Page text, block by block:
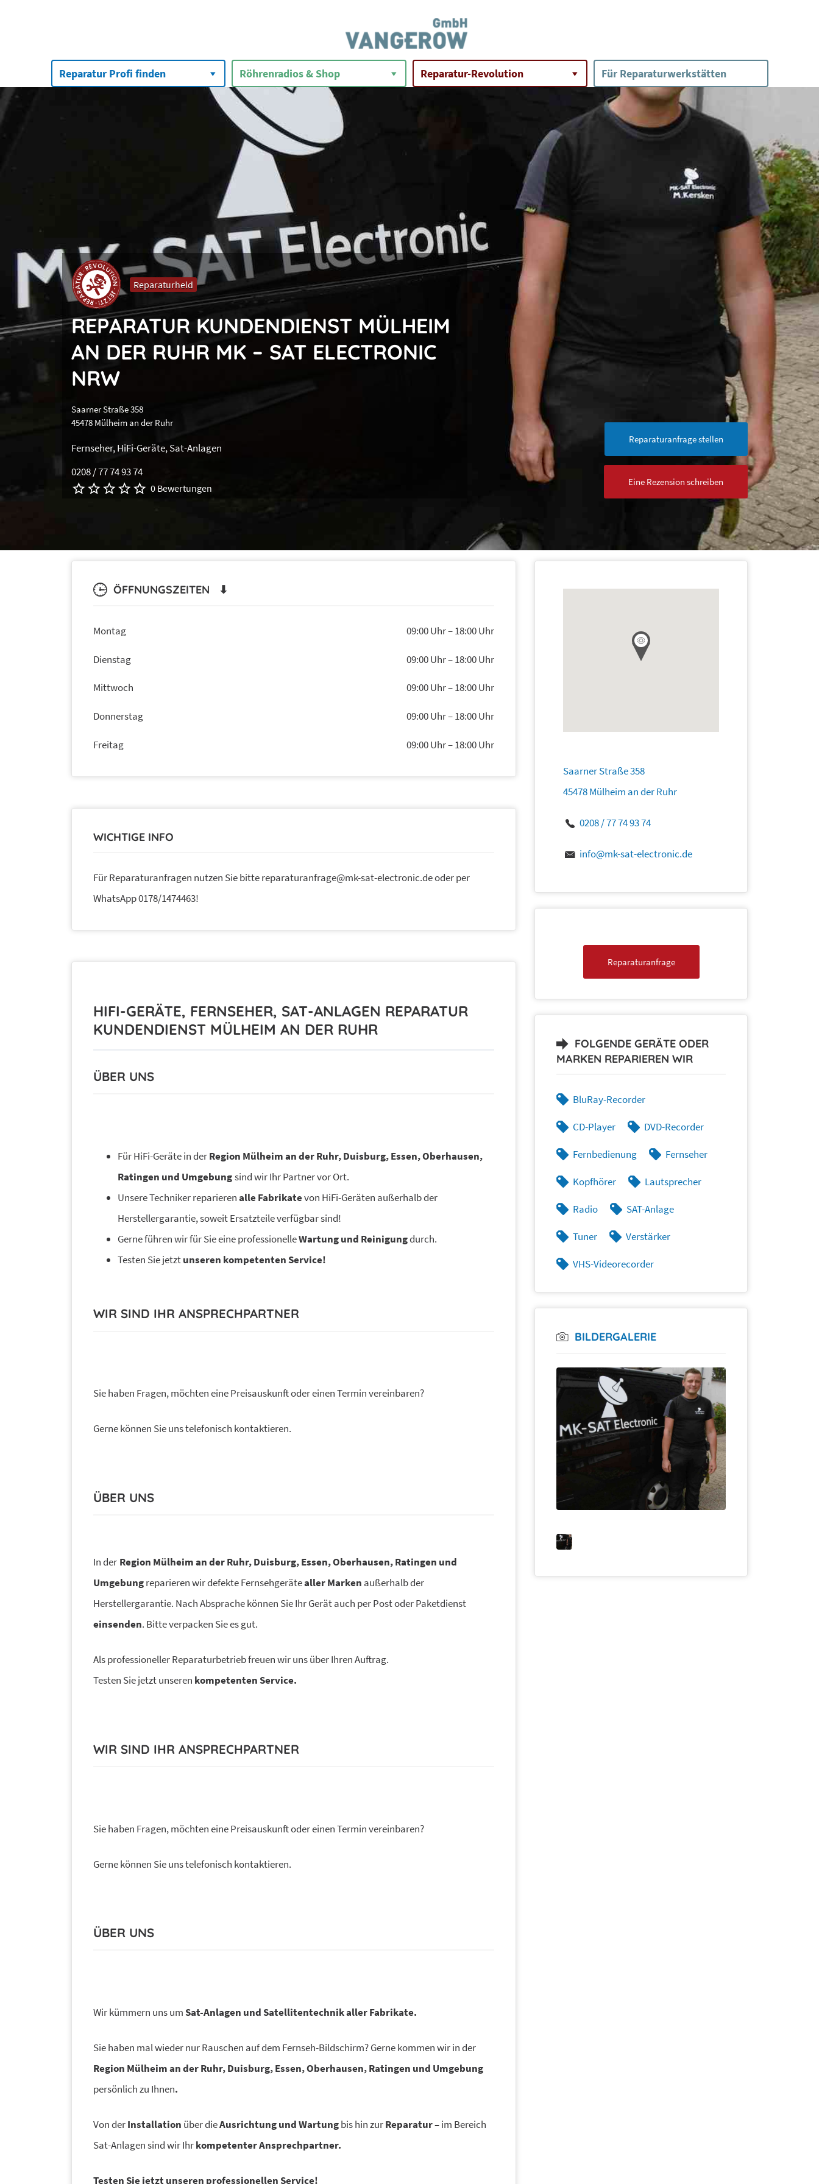
Reparatur Profi finden Röhrenradios & Shop Reparatur-Revolution Für Reparaturwerkstätten
Reparaturheld
REPARATUR KUNDENDIENST MÜLHEIM
AN DER RUHR MK – SAT ELECTRONIC
NRW
Saarner Straße 358
45478 Mülheim an der Ruhr
Fernseher HiFi-Geräte Sat-Anlagen
0208 / 77 74 93 74
0 Bewertungen
Reparaturanfrage stellen
Eine Rezension schreiben
ÖFFNUNGSZEITEN ⬇
Montag 09:00 Uhr–18:00 Uhr
Dienstag 09:00 Uhr–18:00 Uhr
Mittwoch 09:00 Uhr–18:00 Uhr
Donnerstag 09:00 Uhr–18:00 Uhr
Freitag 09:00 Uhr–18:00 Uhr
WICHTIGE INFO
Für Reparaturanfragen nutzen Sie bitte reparaturanfrage@mk-sat-electronic.de oder per
WhatsApp 0178/1474463!
HIFI-GERÄTE, FERNSEHER, SAT-ANLAGEN REPARATUR
KUNDENDIENST MÜLHEIM AN DER RUHR
ÜBER UNS
Für HiFi-Geräte in derRegion Mülheim an der Ruhr, Duisburg, Essen, Oberhausen,
Ratingen und Umgebungsind wir Ihr Partner vor Ort.
Unsere Techniker reparierenalle Fabrikatevon HiFi-Geräten außerhalb der
Herstellergarantie, soweit Ersatzteile verfügbar sind!
Gerne führen wir für Sie eine professionelleWartung und Reinigungdurch.
Testen Sie jetztunseren kompetenten Service!
WIR SIND IHR ANSPRECHPARTNER
Sie haben Fragen, möchten eine Preisauskunft oder einen Termin vereinbaren?
Gerne können Sie uns telefonisch kontaktieren.
ÜBER UNS
In der Region Mülheim an der Ruhr, Duisburg, Essen, Oberhausen, Ratingen und
Umgebungreparieren wir defekte Fernsehgerätealler Marken außerhalb der
Herstellergarantie. Nach Absprache können Sie Ihr Gerät auch per Post oder Paketdienst
einsenden. Bitte verpacken Sie es gut.
Als professioneller Reparaturbetrieb freuen wir uns über Ihren Auftrag.
Testen Sie jetzt unseren kompetenten Service.
WIR SIND IHR ANSPRECHPARTNER
Sie haben Fragen, möchten eine Preisauskunft oder einen Termin vereinbaren?
Gerne können Sie uns telefonisch kontaktieren.
ÜBER UNS
Wir kümmern uns umSat-Anlagen und Satellitentechnik aller Fabrikate.
Sie haben mal wieder nur Rauschen auf dem Fernseh-Bildschirm? Gerne kommen wir in der
Region Mülheim an der Ruhr, Duisburg, Essen, Oberhausen, Ratingen und Umgebung
persönlich zu Ihnen.
Von derInstallation über dieAusrichtung und Wartungbis hin zurReparatur –im Bereich
Sat-Anlagen sind wir Ihrkompetenter Ansprechpartner.
Testen Sie jetzt unseren professionellen Service!
Saarner Straße 358
45478 Mülheim an der Ruhr
0208 / 77 74 93 74
info@mk-sat-electronic.de
Reparaturanfrage
FOLGENDE GERÄTE ODER
MARKEN REPARIEREN WIR
BluRay-Recorder
CD-Player DVD-Recorder
Fernbedienung Fernseher
Kopfhörer Lautsprecher
Radio SAT-Anlage
Tuner Verstärker
VHS-Videorecorder
BILDERGALERIE